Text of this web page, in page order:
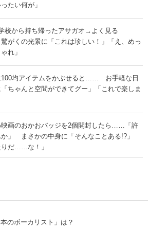
たい何が」
校から持ち帰ったアサガオ→よく見る
くの光景に「これは珍しい！」「え、めっ
れ」
100均アイテムをかぶせると…… お手軽な日
ちゃんと空間ができてグー」「これで楽しま
映画のおかおバッジを2個開封したら……「許
」 まさかの中身に「そんなことある!?」
りだ……な！」
のボーカリスト」は？